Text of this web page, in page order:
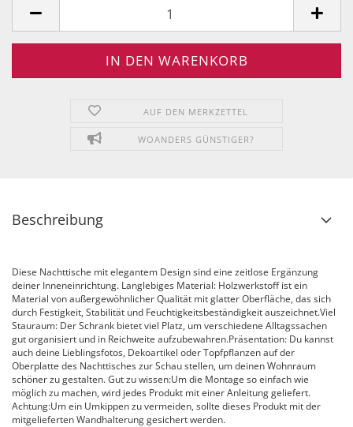
AUF DEN MERKZETTEL
WOANDERS GÜNSTIGER?
Beschreibung
Diese Nachttische mit elegantem Design sind eine zeitlose Ergänzung
deiner Inneneinrichtung. Langlebiges Material: Holzwerkstoff ist ein
Material von außergewöhnlicher Qualität mit glatter Oberfläche, das sich
durch Festigkeit, Stabilität und Feuchtigkeitsbeständigkeit auszeichnet.Viel
Stauraum: Der Schrank bietet viel Platz, um verschiedene Alltagssachen
gut organisiert und in Reichweite aufzubewahren.Präsentation: Du kannst
auch deine Lieblingsfotos, Dekoartikel oder Topfpflanzen auf der
Oberplatte des Nachttisches zur Schau stellen, um deinen Wohnraum
schöner zu gestalten. Gut zu wissen:Um die Montage so einfach wie
möglich zu machen, wird jedes Produkt mit einer Anleitung geliefert.
Achtung:Um ein Umkippen zu vermeiden, sollte dieses Produkt mit der
mitgelieferten Wandhalterung gesichert werden.